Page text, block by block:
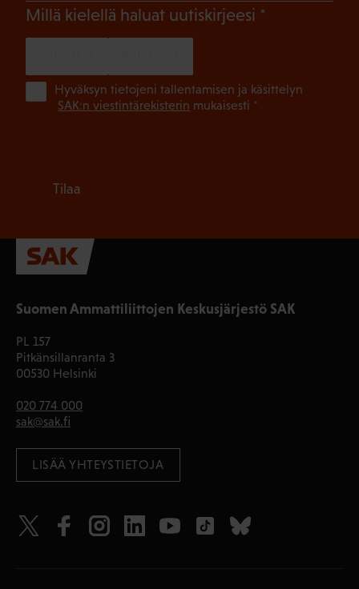
Suomen Ammattiliittojen Keskusjärjestö SAK
PL 157
Pitkänsillanranta 3
00530 Helsinki
020 774 000
sak@sak.fi
LISÄÄ YHTEYSTIETOJA
Millä kielellä haluat uutiskirjeesi (Pakollinen)
Hyväksyn tietojeni tallentamisen ja käsittelyn
SAK:n viestintärekisterin mukaisesti *
Tilaa